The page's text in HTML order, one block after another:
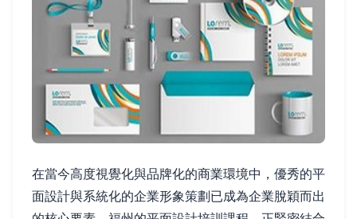
在當今高度視覺化與品牌化的商業環境中，優秀的平
面設計與系統化的企業形象策劃已成為企業脫穎而出